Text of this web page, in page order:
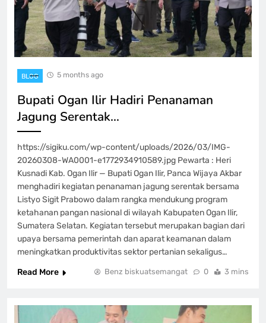
BLOG 5 months ago
Bupati Ogan Ilir Hadiri Penanaman
Jagung Serentak…
https://sigiku.com/wp-content/uploads/2026/03/IMG-
20260308-WA0001-e1772934910589.jpg Pewarta : Heri
Kusnadi Kab. Ogan Ilir — Bupati Ogan Ilir, Panca Wijaya Akbar
menghadiri kegiatan penanaman jagung serentak bersama
Listyo Sigit Prabowo dalam rangka mendukung program
ketahanan pangan nasional di wilayah Kabupaten Ogan Ilir,
Sumatera Selatan. Kegiatan tersebut merupakan bagian dari
upaya bersama pemerintah dan aparat keamanan dalam
meningkatkan produktivitas sektor pertanian sekaligus…
Read More
Benz biskuatsemangat 0 3 mins